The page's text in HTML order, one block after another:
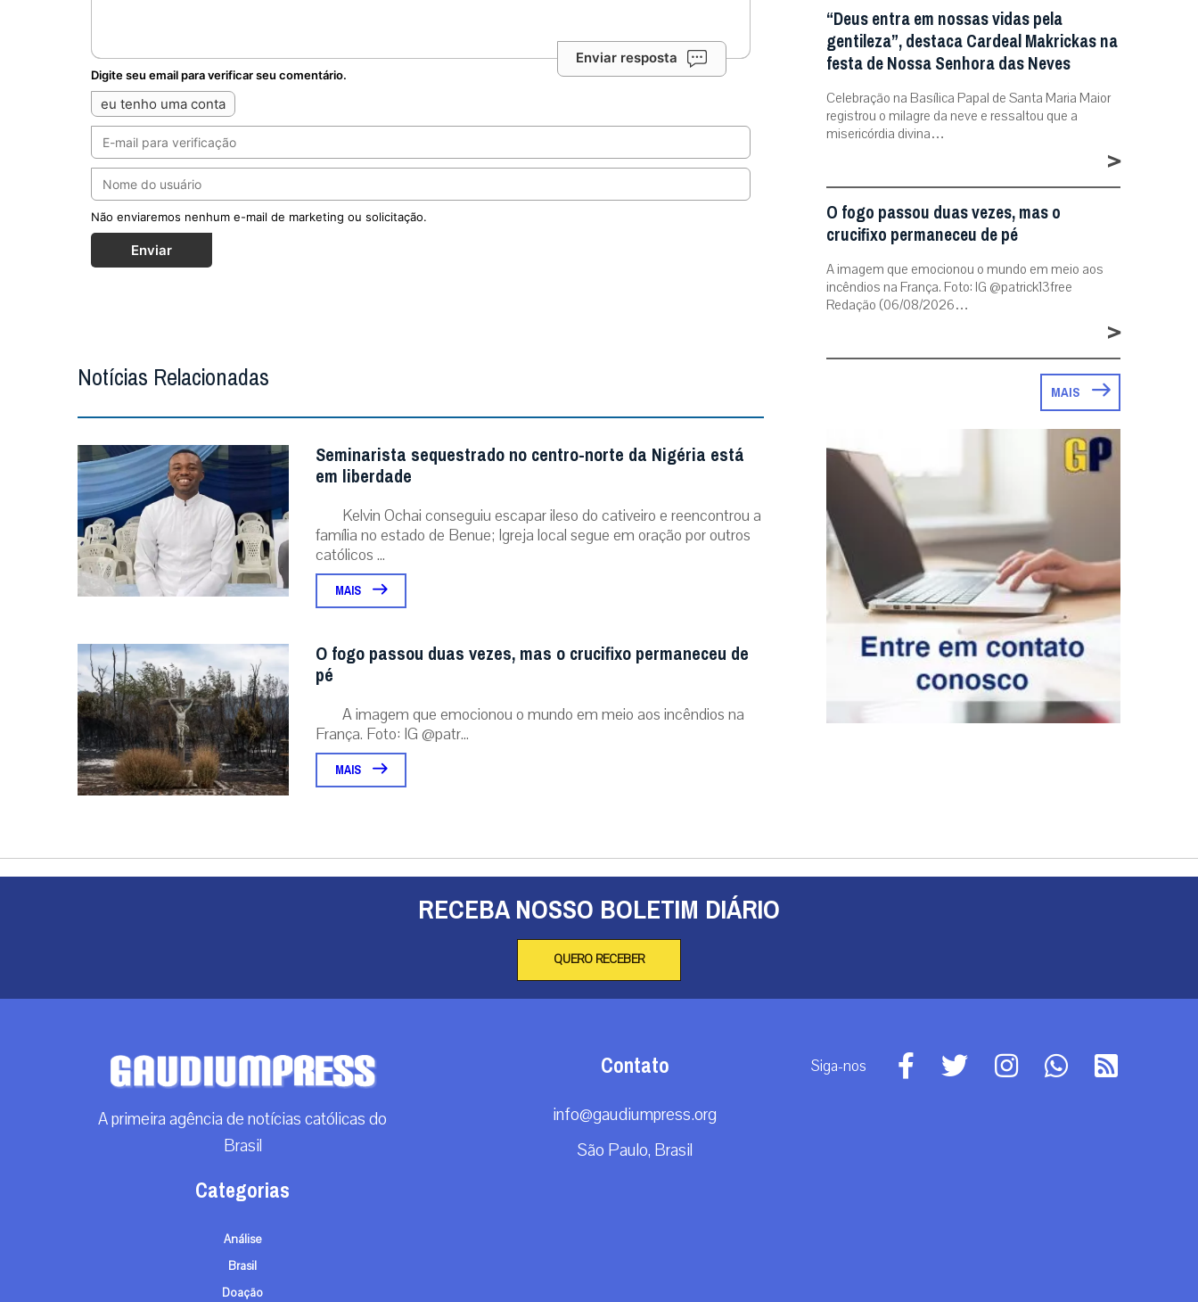
Enviar resposta
Digite seu email para verificar seu comentário.
eu tenho uma conta
Não enviaremos nenhum e-mail de marketing ou solicitação.
Enviar
Notícias Relacionadas
Seminarista sequestrado no centro-norte da Nigéria está
em liberdade
Kelvin Ochai conseguiu escapar ileso do cativeiro e reencontrou a
família no estado de Benue; Igreja local segue em oração por outros
católicos ...
MAIS
O fogo passou duas vezes, mas o crucifixo permaneceu de
pé
A imagem que emocionou o mundo em meio aos incêndios na
França. Foto: IG @patr...
MAIS
“Deus entra em nossas vidas pela
gentileza”, destaca Cardeal Makrickas na
festa de Nossa Senhora das Neves
Celebração na Basílica Papal de Santa Maria Maior
registrou o milagre da neve e ressaltou que a
misericórdia divina…
>
O fogo passou duas vezes, mas o
crucifixo permaneceu de pé
A imagem que emocionou o mundo em meio aos
incêndios na França. Foto: IG @patrick13free
Redação (06/08/2026…
>
MAIS
RECEBA NOSSO BOLETIM DIÁRIO
QUERO RECEBER
A primeira agência de notícias católicas do
Brasil
Categorias
Análise
Brasil
Doação
Contato
info@gaudiumpress.org
São Paulo, Brasil
Siga-nos